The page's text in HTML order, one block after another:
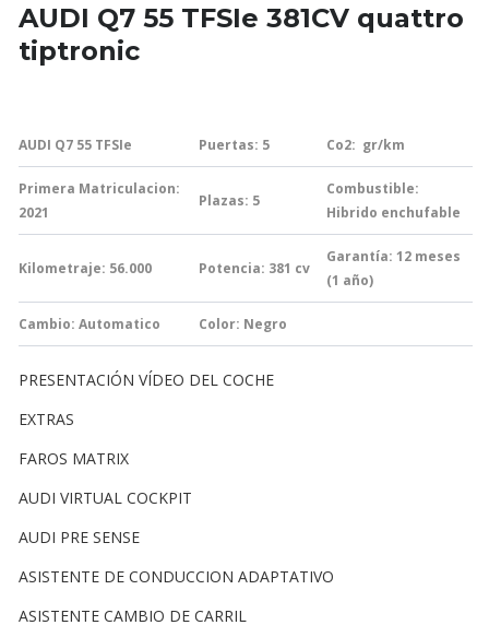
AUDI Q7 55 TFSIe 381CV quattro
tiptronic
AUDI Q7 55 TFSIe Puertas: 5 Co2: gr/km
Primera Matriculacion:
2021
Plazas: 5
Combustible:
Hibrido enchufable
Kilometraje: 56.000 Potencia: 381 cv
Garantía: 12 meses
(1 año)
Cambio: Automatico Color: Negro
PRESENTACIÓN VÍDEO DEL COCHE
EXTRAS
FAROS MATRIX
AUDI VIRTUAL COCKPIT
AUDI PRE SENSE
ASISTENTE DE CONDUCCION ADAPTATIVO
ASISTENTE CAMBIO DE CARRIL